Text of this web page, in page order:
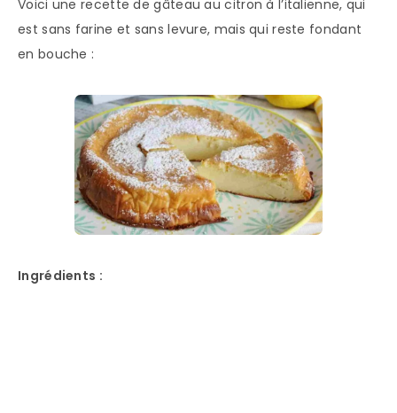
Voici une recette de gâteau au citron à l’italienne, qui
est sans farine et sans levure, mais qui reste fondant
en bouche :
Ingrédients :